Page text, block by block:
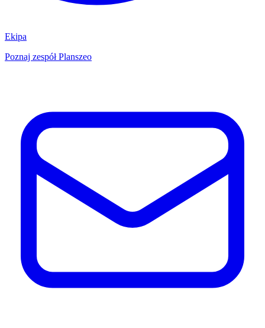
Ekipa
Poznaj zespół Planszeo